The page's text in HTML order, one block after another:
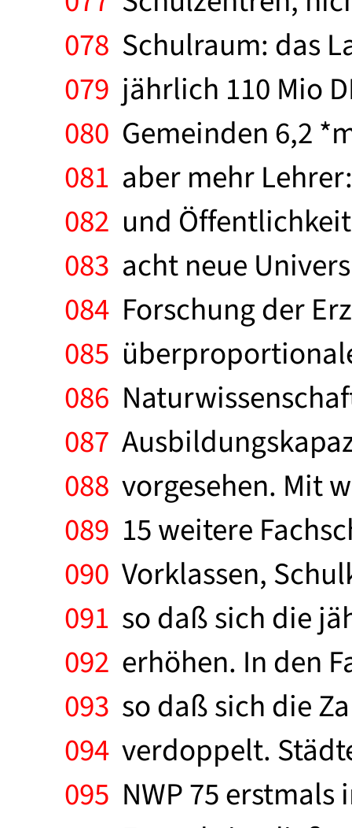
078 Schulraum: das
079 jährlich 110 Mio
080 Gemeinden 6,2
081 aber mehr
082 und
083 acht neue
084 Forschung der
085
086
087
088 vorgesehen. Mit
089 15 weitere
090 Vorklassen,
091 so daß sich die
092 erhöhen. In den
093 so daß sich die
094 verdoppelt.
095 NWP 75